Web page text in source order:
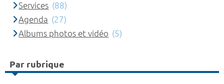
Services (88)
Agenda (27)
Albums photos et vidéo (5)
Par rubrique